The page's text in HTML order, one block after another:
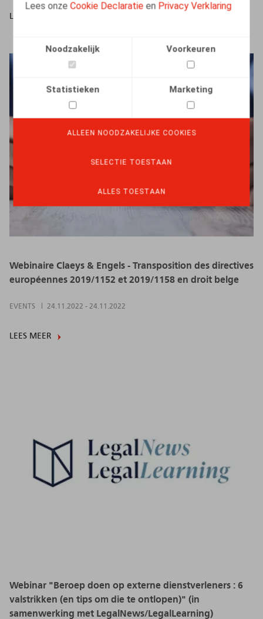
Lees onzeCookie Declaratie en Privacy Verklaring
Noodzakelijk Voorkeuren
Statistieken Marketing
ALLEEN NOODZAKELIJKE COOKIES
SELECTIE TOESTAAN
ALLES TOESTAAN
LEES MEER
Webinaire Claeys & Engels - Transposition des directives
européennes 2019/1152 et 2019/1158 en droit belge
EVENTS 24.11.2022 - 24.11.2022
LEES MEER
Webinar "Beroep doen op externe dienstverleners : 6
valstrikken (en tips om die te ontlopen)" (in
samenwerking met LegalNews/LegalLearning)